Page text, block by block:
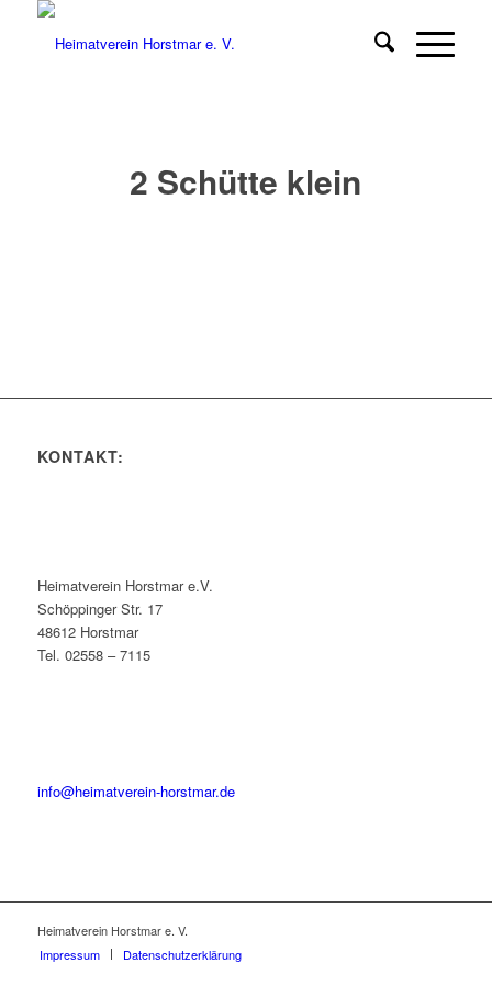
2 Schütte klein
KONTAKT:
Heimatverein Horstmar e.V.
Schöppinger Str. 17
48612 Horstmar
Tel. 02558 – 7115
info@heimatverein-horstmar.de
Heimatverein Horstmar e. V.
Impressum
Datenschutzerklärung